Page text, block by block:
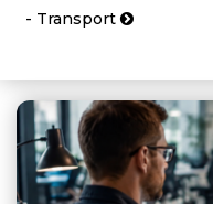
- Transport